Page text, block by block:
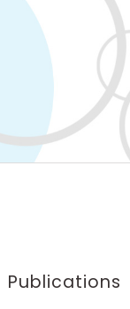
Publications